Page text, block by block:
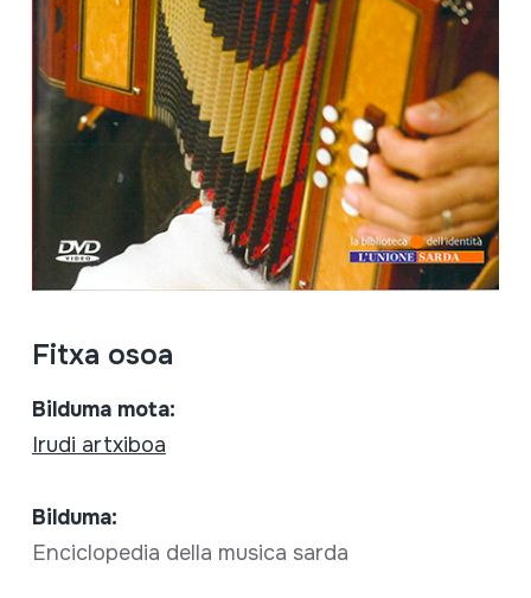
Fitxa osoa
Bilduma mota:
Irudi artxiboa
Bilduma:
Enciclopedia della musica sarda